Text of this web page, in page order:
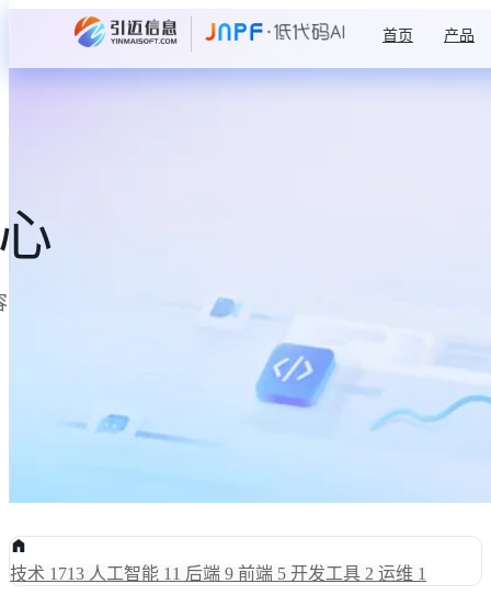
首页 产品
技术 1713 人工智能 11 后端 9 前端 5 开发工具 2 运维 1